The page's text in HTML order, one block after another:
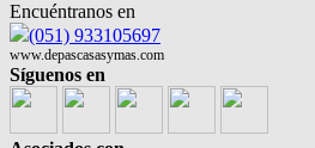
Encuéntranos en
(051) 933105697
www.depascasasymas.com
Síguenos en